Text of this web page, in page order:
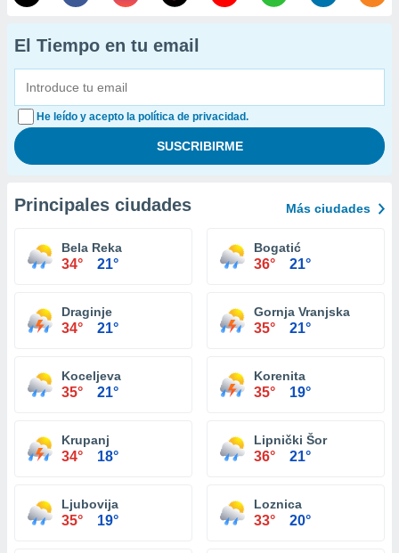
El Tiempo en tu email
He leído y acepto la política de privacidad.
Principales ciudades Más ciudades
Bela Reka
34° 21°
Bogatić
36° 21°
Draginje
34° 21°
Gornja Vranjska
35° 21°
Koceljeva
35° 21°
Korenita
35° 19°
Krupanj
34° 18°
Lipnički Šor
36° 21°
Ljubovija
35° 19°
Loznica
33° 20°